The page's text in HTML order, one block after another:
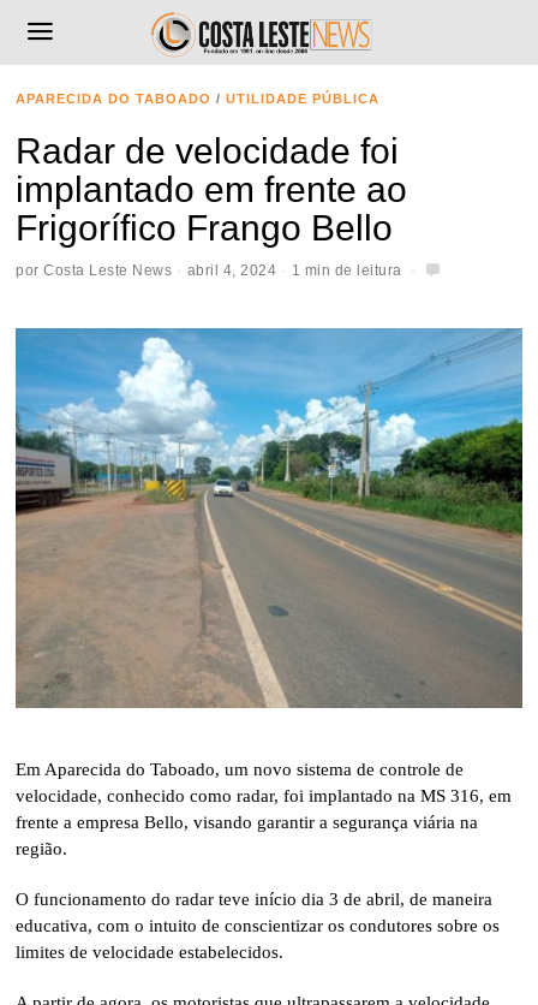
APARECIDA DO TABOADO / UTILIDADE PÚBLICA
Radar de velocidade foi
implantado em frente ao
Frigorífico Frango Bello
porCosta Leste News abril 4, 2024 1 min de leitura
Em Aparecida do Taboado, um novo sistema de controle de
velocidade, conhecido como radar, foi implantado na MS 316, em
frente a empresa Bello, visando garantir a segurança viária na
região.
O funcionamento do radar teve início dia 3 de abril, de maneira
educativa, com o intuito de conscientizar os condutores sobre os
limites de velocidade estabelecidos.